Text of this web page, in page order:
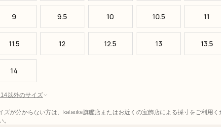
9 9.5 10 10.5 11
11.5 12 12.5 13 13.5
14
以外のサイズ
ズが分からない方は、kataoka旗艦店またはお近くの宝飾店による採寸をご利用く
。